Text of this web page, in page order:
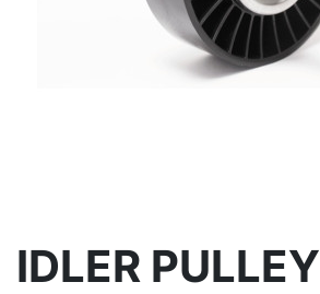
IDLER PULLEY